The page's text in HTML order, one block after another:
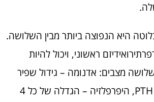
היא הנפוצה ביותר מבין השלושה.
ראשוני, ויכול להיות
מצבים: אדנומה – גידול שפיר
המפריש עודף של PTH, היפרפלזיה – הגדלה של כל 4